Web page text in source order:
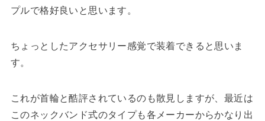
プルで格好良いと思います。
ちょっとしたアクセサリー感覚で装着できると思いま
す。
これが首輪と酷評されているのも散見しますが、最近は
このネックバンド式のタイプも各メーカーからかなり出